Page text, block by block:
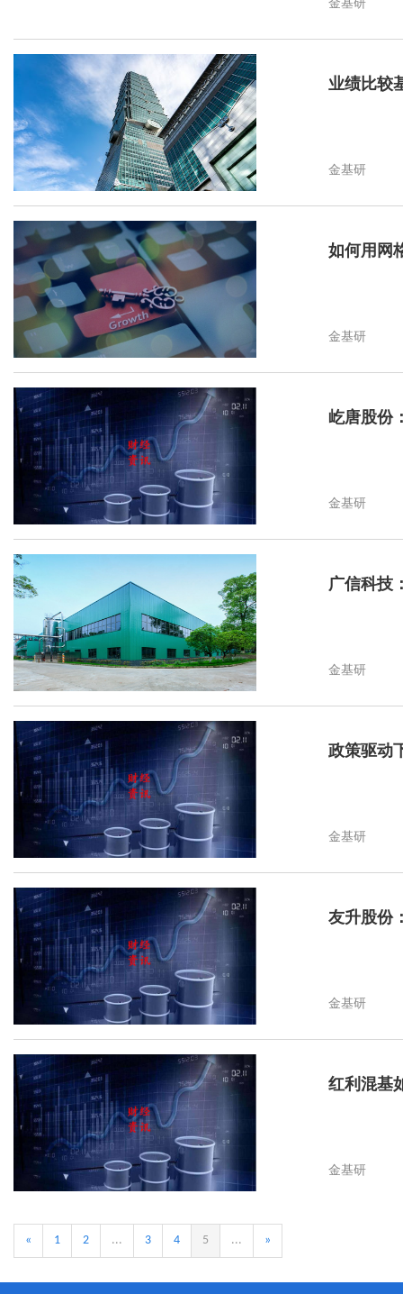
金基研
业绩比较
金基研
如何用网
金基研
屹唐股份
金基研
广信科技
金基研
政策驱动
金基研
友升股份
金基研
红利混基
金基研
« 1 2 ... 3 4 5 ... »